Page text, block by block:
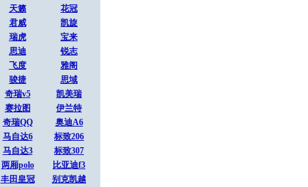
天籁
花冠
君威
凯旋
瑞虎
宝来
思迪
锐志
飞度
雅阁
骏捷
思域
奇瑞v5
凯美瑞
赛拉图
伊兰特
奇瑞QQ
奥迪A6
马自达6
标致206
马自达3
标致307
两厢polo
比亚迪f3
丰田皇冠
别克凯越